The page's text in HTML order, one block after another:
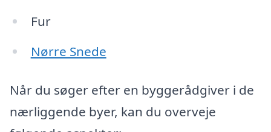
Fur
Nørre Snede
Når du søger efter en byggerådgiver i de
nærliggende byer, kan du overveje